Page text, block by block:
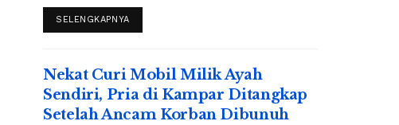
SELENGKAPNYA
Nekat Curi Mobil Milik Ayah
Sendiri, Pria di Kampar Ditangkap
Setelah Ancam Korban Dibunuh